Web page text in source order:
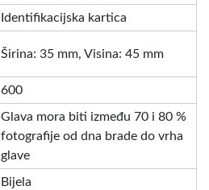
Identifikacijska kartica
Širina: 35 mm, Visina: 45 mm
600
Glava mora biti između 70 i 80 %
fotografije od dna brade do vrha
glave
Bijela